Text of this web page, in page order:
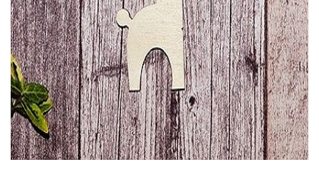
Mijloace de transport
Seturi figurine diverse
Forme vintage
Ornamente si scrapbooking
Scrapbooking
Placute
Rame foto
Suporturi decoupage, placute